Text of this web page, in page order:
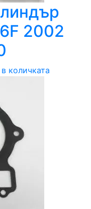
2002
количката